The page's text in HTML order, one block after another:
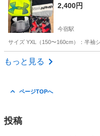
2,400円
今宿駅
サイズ YXL（150〜160cm）：半袖
福岡 福岡市
もっと見る
ページTOPへ
投稿